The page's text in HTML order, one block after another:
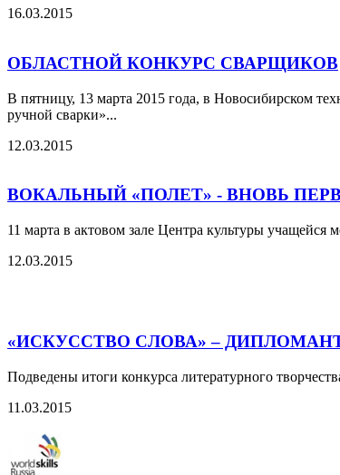
16.03.2015
ОБЛАСТНОЙ КОНКУРС СВАРЩИКОВ
В пятницу, 13 марта 2015 года, в Новосибирском
ручной сварки»...
12.03.2015
ВОКАЛЬНЫЙ «ПОЛЕТ» - ВНОВЬ
11 марта в актовом зале Центра культуры
12.03.2015
«ИСКУССТВО СЛОВА» –
Подведены итоги конкурса литературного
11.03.2015